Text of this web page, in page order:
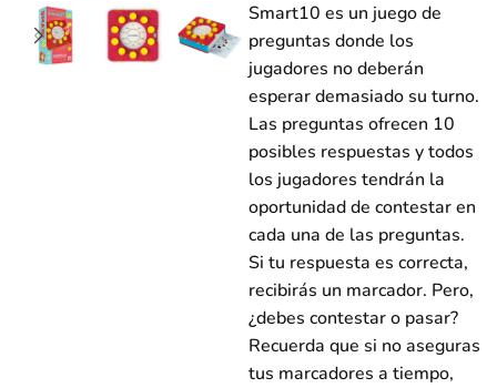
Smart10 es un juego de
preguntas donde los
jugadores no deberán
esperar demasiado su turno.
Las preguntas ofrecen 10
posibles respuestas y todos
los jugadores tendrán la
oportunidad de contestar en
cada una de las preguntas.
Si tu respuesta es correcta,
recibirás un marcador. Pero,
¿debes contestar o pasar?
Recuerda que si no aseguras
tus marcadores a tiempo,